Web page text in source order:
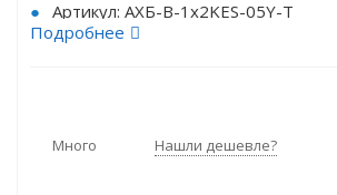
Артикул: АХБ-В-1х2KES-05Y-Т
Режим работы:
Тип агрегата:: Компрессорные
Подробнее
Много Нашли дешевле?